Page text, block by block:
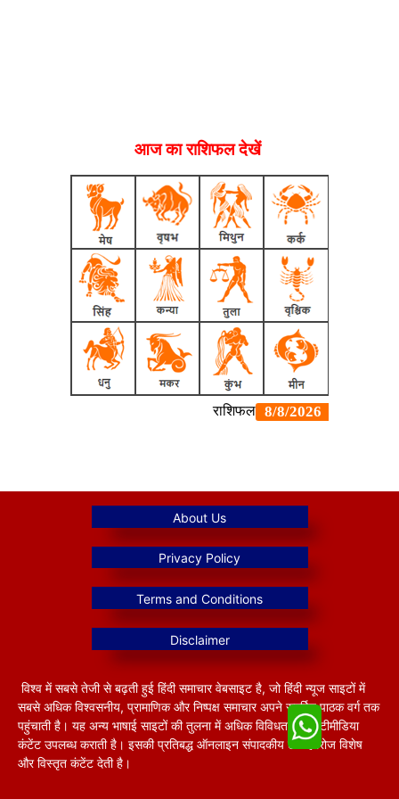
आज का राशिफल देखें
विश्व में सबसे तेजी से बढ़ती हुई हिंदी समाचार वेबसाइट है, जो हिंदी न्यूज साइटों में
सबसे अधिक विश्वसनीय, प्रामाणिक और निष्पक्ष समाचार अपने समर्पित पाठक वर्ग तक
पहुंचाती है। यह अन्य भाषाई साइटों की तुलना में अधिक विविधतापूर्ण मल्टीमीडिया
कंटेंट उपलब्ध कराती है। इसकी प्रतिबद्ध ऑनलाइन संपादकीय टीम हररोज विशेष
और विस्तृत कंटेंट देती है।